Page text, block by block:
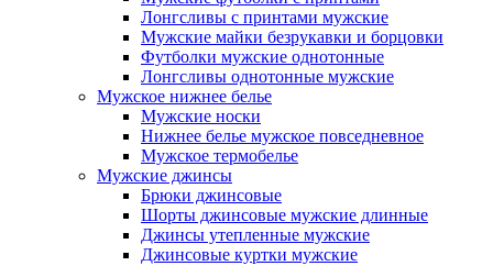
Лонгсливы с принтами мужские
Мужские майки безрукавки и борцовки
Футболки мужские однотонные
Лонгсливы однотонные мужские
Мужское нижнее белье
Мужские носки
Нижнее белье мужское повседневное
Мужское термобелье
Мужские джинсы
Брюки джинсовые
Шорты джинсовые мужские длинные
Джинсы утепленные мужские
Джинсовые куртки мужские